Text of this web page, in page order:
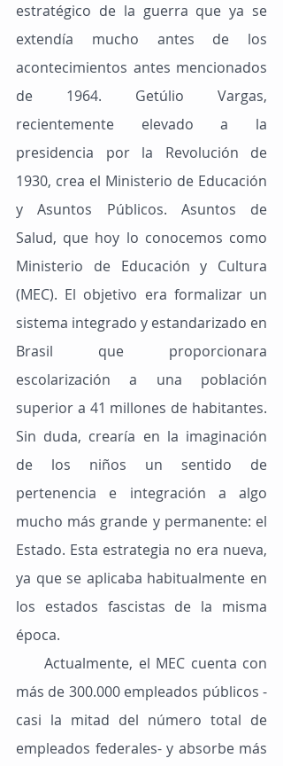
estratégico de la guerra que ya se
extendía mucho antes de los
acontecimientos antes mencionados
de 1964. Getúlio Vargas,
recientemente elevado a la
presidencia por la Revolución de
1930, crea el Ministerio de Educación
y Asuntos Públicos. Asuntos de
Salud, que hoy lo conocemos como
Ministerio de Educación y Cultura
(MEC). El objetivo era formalizar un
sistema integrado y estandarizado en
Brasil que proporcionara
escolarización a una población
superior a 41 millones de habitantes.
Sin duda, crearía en la imaginación
de los niños un sentido de
pertenencia e integración a algo
mucho más grande y permanente: el
Estado. Esta estrategia no era nueva,
ya que se aplicaba habitualmente en
los estados fascistas de la misma
época.
     Actualmente, el MEC cuenta con
más de 300.000 empleados públicos -
casi la mitad del número total de
empleados federales- y absorbe más